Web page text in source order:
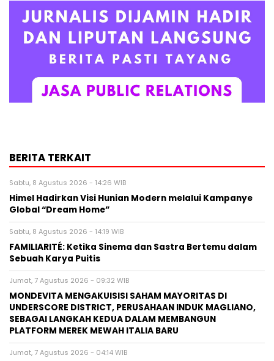
BERITA TERKAIT
Sabtu, 8 Agustus 2026 - 14:26 WIB
Himel Hadirkan Visi Hunian Modern melalui Kampanye
Global “Dream Home”
Sabtu, 8 Agustus 2026 - 14:19 WIB
FAMILIARITÉ: Ketika Sinema dan Sastra Bertemu dalam
Sebuah Karya Puitis
Jumat, 7 Agustus 2026 - 09:32 WIB
MONDEVITA MENGAKUISISI SAHAM MAYORITAS DI
UNDERSCORE DISTRICT, PERUSAHAAN INDUK MAGLIANO,
SEBAGAI LANGKAH KEDUA DALAM MEMBANGUN
PLATFORM MEREK MEWAH ITALIA BARU
Jumat, 7 Agustus 2026 - 04:14 WIB